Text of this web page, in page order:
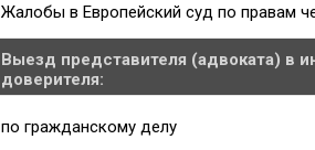
Жалобы в Европейский суд по правам
Выезд представителя (адвоката) в
доверителя:
по гражданскому делу